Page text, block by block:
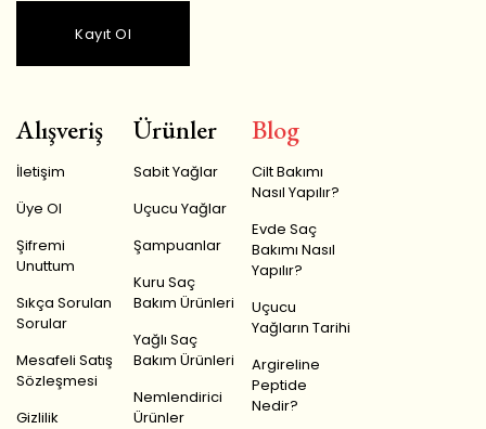
Kayıt Ol
Alışveriş
İletişim
Üye Ol
Şifremi
Unuttum
Sıkça Sorulan
Sorular
Mesafeli Satış
Sözleşmesi
Gizlilik
Ürünler
Sabit Yağlar
Uçucu Yağlar
Şampuanlar
Kuru Saç
Bakım Ürünleri
Yağlı Saç
Bakım Ürünleri
Nemlendirici
Ürünler
Blog
Cilt Bakımı
Nasıl Yapılır?
Evde Saç
Bakımı Nasıl
Yapılır?
Uçucu
Yağların Tarihi
Argireline
Peptide
Nedir?